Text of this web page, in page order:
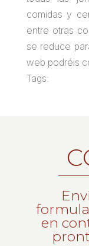
comidas y
entre otras
se reduce
web podréis
Tags:
en